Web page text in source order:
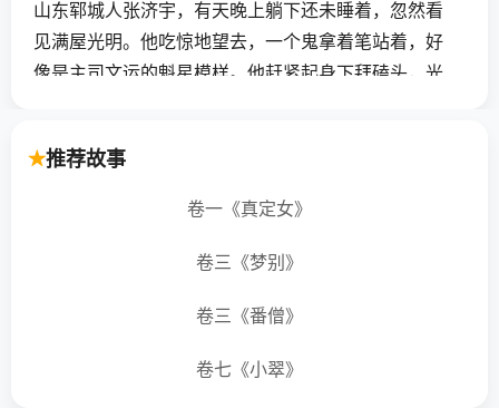
山东郓城人张济宇，有天晚上躺下还未睡着，忽然看
见满屋光明。他吃惊地望去，一个鬼拿着笔站着，好
像是主司文运的魁星模样。他赶紧起身下拜磕头，光
倒，一事无成，家境也败落下来，骨肉亲人相继死
去，只剩下他一个。那个魁星神为何没给他带来福运
见魁星便意味着文人在功名上必定幸运异常。故事写
推荐故事
卷一《真定女》
卷三《梦别》
卷三《番僧》
卷七《小翠》